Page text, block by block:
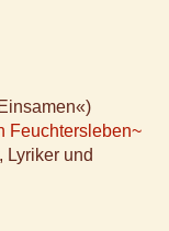
Feuchtersleben~
Lyriker und